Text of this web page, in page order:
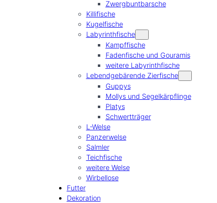
Zwergbuntbarsche
Killifische
Kugelfische
Labyrinthfische
Kampffische
Fadenfische und Gouramis
weitere Labyrinthfische
Lebendgebärende Zierfische
Guppys
Mollys und Segelkärpflinge
Platys
Schwertträger
L-Welse
Panzerwelse
Salmler
Teichfische
weitere Welse
Wirbellose
Futter
Dekoration